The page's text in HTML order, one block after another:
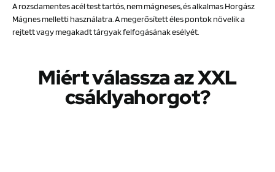
A rozsdamentes acél test tartós, nem mágneses, és alkalmas Horgász
Mágnes melletti használatra. A megerősített éles pontok növelik a
rejtett vagy megakadt tárgyak felfogásának esélyét.
Miért válassza az XXL
csáklyahorgot?